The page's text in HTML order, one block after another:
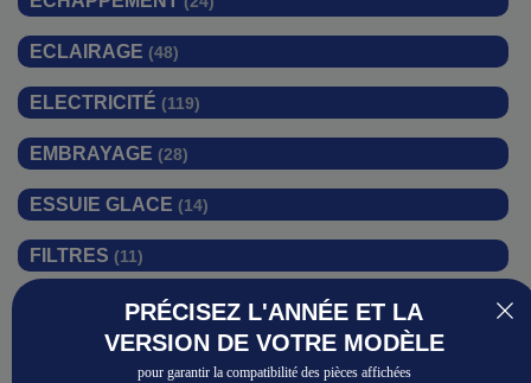
ECLAIRAGE (48)
ELECTRICITÉ (119)
EMBRAYAGE (28)
ESSUIE GLACE (14)
FILTRES (11)
FREINAGE(105)
KITS RÉVISION
Ajoutez votre véhiculePRÉCISEZ L'ANNÉE ET LA
VERSION DE VOTRE MODÈLE
pour garantir la compatibilité des pièces affichées